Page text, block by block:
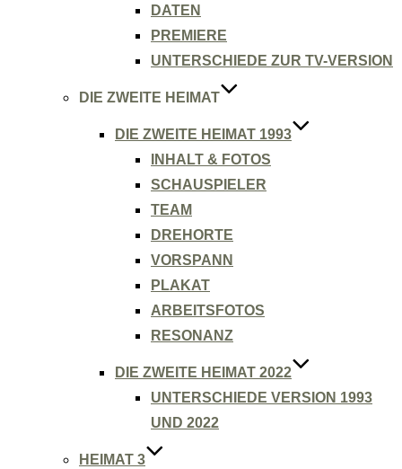
DATEN
PREMIERE
UNTERSCHIEDE ZUR TV-VERSION
DIE ZWEITE HEIMAT
DIE ZWEITE HEIMAT 1993
INHALT & FOTOS
SCHAUSPIELER
TEAM
DREHORTE
VORSPANN
PLAKAT
ARBEITSFOTOS
RESONANZ
DIE ZWEITE HEIMAT 2022
UNTERSCHIEDE VERSION 1993
UND 2022
HEIMAT 3